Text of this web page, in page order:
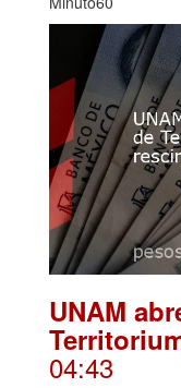
UNAM
04:43